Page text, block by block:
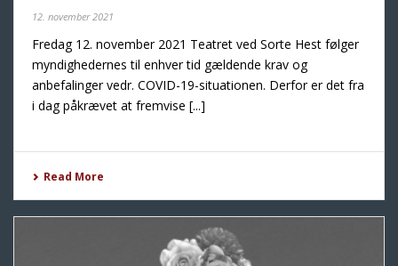
12. november 2021
Fredag 12. november 2021 Teatret ved Sorte Hest følger
myndighedernes til enhver tid gældende krav og
anbefalinger vedr. COVID-19-situationen. Derfor er det fra
i dag påkrævet at fremvise [...]
Read More